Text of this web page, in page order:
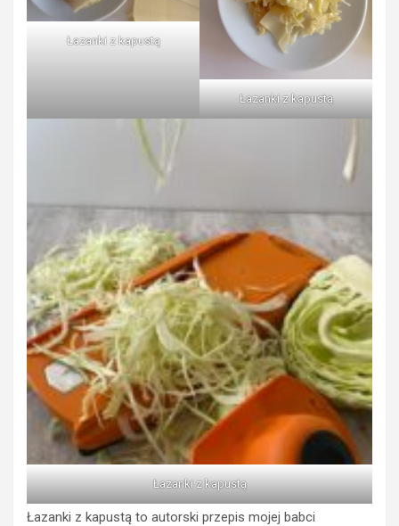
Łazanki z kapustą
Łazanki z kapustą
Łazanki z kapustą
Łazanki z kapustą to autorski przepis mojej babci